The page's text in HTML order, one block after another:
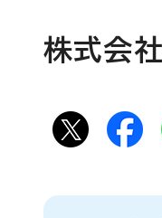
株式会